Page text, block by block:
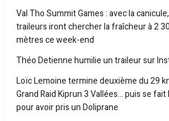
Val Tho Summit Games : avec la
traileurs iront chercher la fraîcheur à 2
mètres ce week-end
Théo Detienne humilie un traileur sur
Loïc Lemoine termine deuxième du 29
Grand Raid Kiprun 3 Vallées… puis se
pour avoir pris un Doliprane